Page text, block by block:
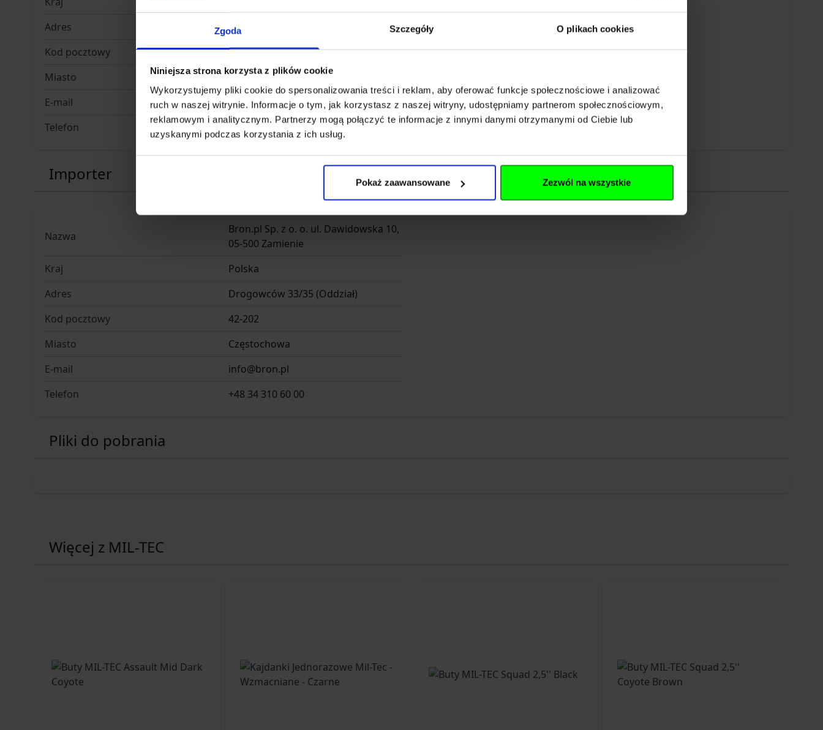
Zgoda Szczegóły O plikach cookies
Niniejsza strona korzysta z plików cookie
Wykorzystujemy pliki cookie do spersonalizowania treści i reklam, aby oferować funkcje społecznościowe i analizować
ruch w naszej witrynie. Informacje o tym, jak korzystasz z naszej witryny, udostępniamy partnerom społecznościowym,
reklamowym i analitycznym. Partnerzy mogą połączyć te informacje z innymi danymi otrzymanymi od Ciebie lub
uzyskanymi podczas korzystania z ich usług.
Pokaż zaawansowane Zezwól na wszystkie
Adres
Hugo-Junkers-Ring 7
Kod pocztowy
01109
Miasto
Dresden
E-mail
info@mil-tec.de
Telefon
+49 351 889 30
Importer
Nazwa
Bron.pl Sp. z o. o. ul. Dawidowska 10,
05-500 Zamienie
Kraj
Polska
Adres
Drogowców 33/35 (Oddział)
Kod pocztowy
42-202
Miasto
Częstochowa
E-mail
info@bron.pl
Telefon
+48 34 310 60 00
Pliki do pobrania
Więcej z MIL-TEC